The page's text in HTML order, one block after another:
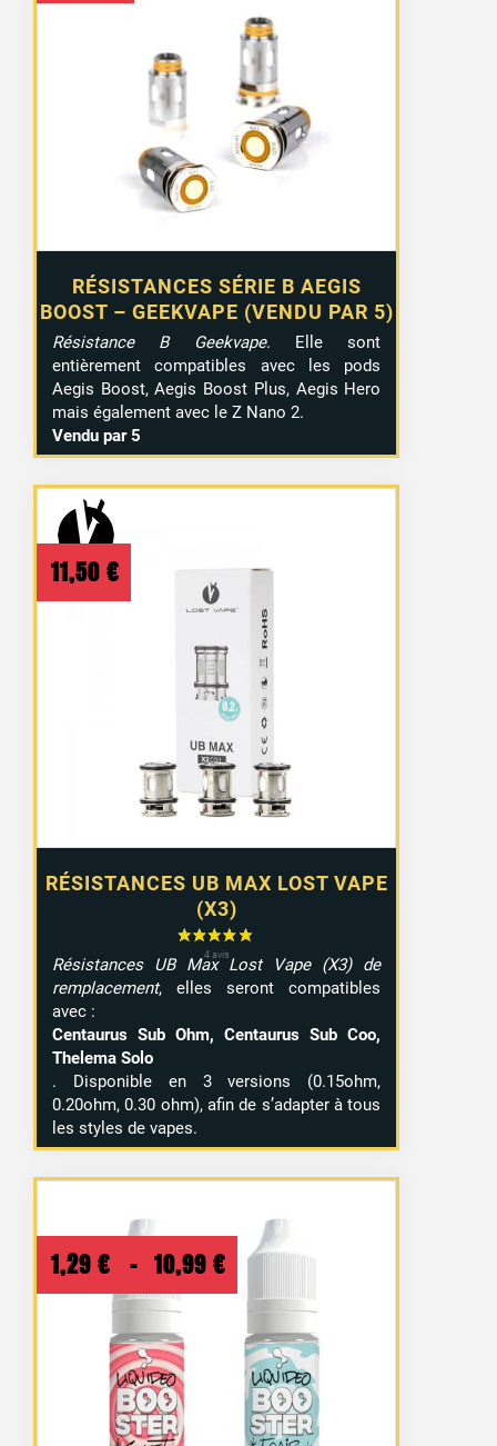
RÉSISTANCES SÉRIE B AEGIS
BOOST – GEEKVAPE (VENDU PAR 5)
Résistance B Geekvape. Elle sont
entièrement compatibles avec les pods
Aegis Boost, Aegis Boost Plus, Aegis Hero
mais également avec le Z Nano 2.
Vendu par 5
RÉSISTANCES UB MAX LOST VAPE
(X3)
11,50 €
Résistances UB Max Lost Vape (X3) de
remplacement, elles seront compatibles
avec :
Centaurus Sub Ohm, Centaurus Sub Coo,
Thelema Solo
. Disponible en 3 versions (0.15ohm,
0.20ohm, 0.30 ohm), afin de s’adapter à tous
les styles de vapes.
1,29 € – 10,99 €
Plage
de
prix :
1,29 €